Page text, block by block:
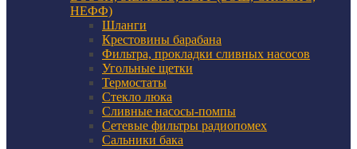
НЕФФ)
Шланги
Крестовины барабана
Фильтра, прокладки сливных насосов
Угольные щетки
Термостаты
Стекло люка
Сливные насосы-помпы
Сетевые фильтры радиопомех
Сальники бака